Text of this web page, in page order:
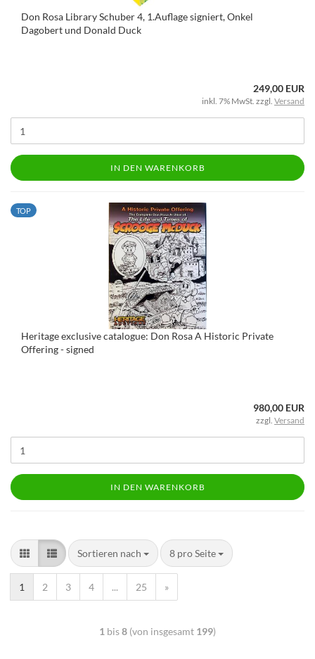
Don Rosa Library Schuber 4, 1.Auflage signiert, Onkel
Dagobert und Donald Duck
249,00 EUR
inkl. 7% MwSt. zzgl. Versand
IN DEN WARENKORB
TOP
Heritage exclusive catalogue: Don Rosa A Historic Private
Offering - signed
980,00 EUR
zzgl. Versand
IN DEN WARENKORB
Sortieren nach 8 pro Seite
1 2 3 4 ... 25 »
1 bis8 (von insgesamt 199)